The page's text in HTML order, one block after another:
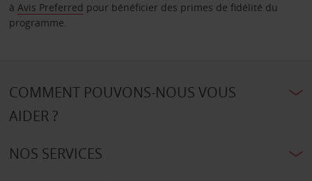
à Avis Preferred pour bénéficier des primes de fidélité du
programme.
COMMENT POUVONS-NOUS VOUS
AIDER ?
NOS SERVICES